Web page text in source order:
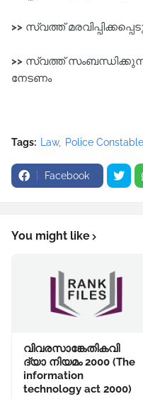
>> സ്വത്ത്‌
>> സ്വത്ത്‌
നേടണം
Tags: Law Police
Facebook
You might like
വിവരസാങ്കേതികവി
ദ്യാ നിയമം 2000 (The
information
technology act 2000)